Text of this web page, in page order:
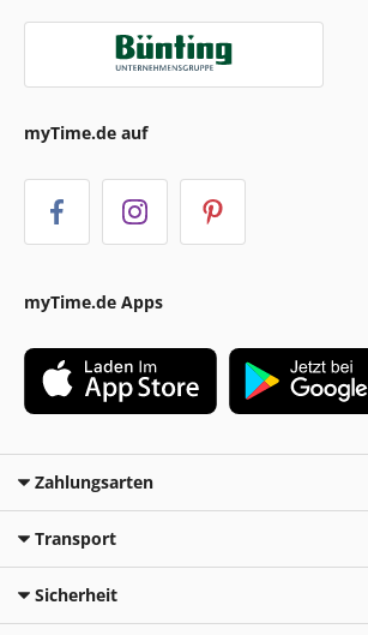
myTime.de auf
myTime.de Apps
Zahlungsarten
Transport
Sicherheit